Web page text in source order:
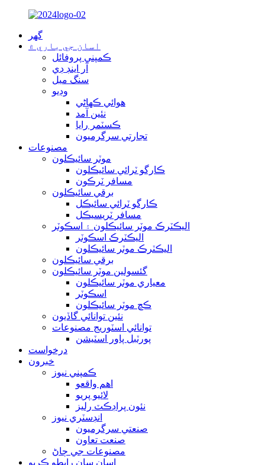
گهر
اسان جي باري ۾
ڪمپني پروفائل
آر اينڊ ڊي
سنگ ميل
وڊيو
هوائي ڪهاڻي
نئين آمد
ڪسٽمر رايا
تجارتي سرگرميون
مصنوعات
موٽر سائيڪلون
ڪارگو ٽرائي سائيڪلون
مسافر ٽرڪون
برقي سائيڪلون
ڪارگو ٽرائي سائيڪل
مسافر ٽريسيڪل
اليڪٽرڪ موٽر سائيڪلون ۽ اسڪوٽر
اليڪٽرڪ اسڪوٽر
اليڪٽرڪ موٽر سائيڪلون
برقي سائيڪلون
گئسولين موٽر سائيڪلون
معياري موٽر سائيڪلون
اسڪوٽر
ڪڇ موٽر سائيڪلون
نئين توانائي گاڏيون
توانائي اسٽوريج مصنوعات
پورٽبل پاور اسٽيشن
درخواست
خبرون
ڪمپني نيوز
اهم واقعو
لائيو پريو
نئون پراڊڪٽ رليز
انڊسٽري نيوز
صنعتي سرگرميون
صنعت تعاون
مصنوعات جي ڄاڻ
اسان سان رابطو ڪريو